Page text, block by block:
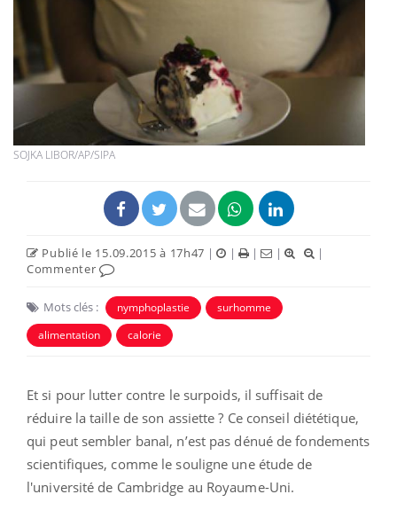
SOJKA LIBOR/AP/SIPA
Publié le 15.09.2015 à 17h47 | | | |
|
Commenter
Mots clés : nymphoplastie
surhomme
alimentation
calorie
Et si pour lutter contre le surpoids, il suffisait de
réduire la taille de son assiette ? Ce conseil diététique,
qui peut sembler banal, n’est pas dénué de fondements
scientifiques, comme le souligne une étude de
l'université de Cambridge au Royaume-Uni.